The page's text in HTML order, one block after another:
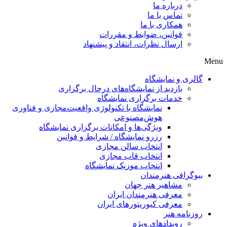
تماس با ما
همکاری با ما
قوانین، ضوابط و مقررات
ارسال نظرات، انتقاد و پیشنهاد
و نمایشگاه
بازدید از نمایشگاه‌های درحال برگزاری
خدمات برگزاری نمایشگاه
نمایشگاه با تکنولوژی واقعیت‌مجازی و فناوری
هوش‌مصنوعی
ویژگی‌ها و امکانات برگزاری نمایشگاه
رزرو نمایشگاه / شرایط و قوانین
انتخاب سالن مجازی
انتخاب قاب مجازی
انتخاب موزیک نمایشگاه
هنرمندان
مشاهیر هنر جهان
معرفی هنرمندان ایران
معرفی کیوریتورهای ایران
هنر
رویدادهای ویژه